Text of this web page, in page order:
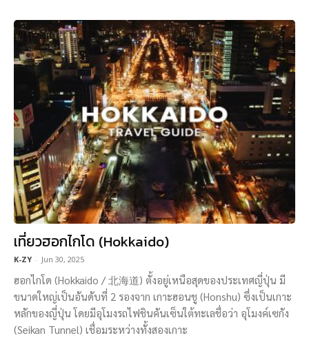
เที่ยวฮอกไกโด (Hokkaido)
K-ZY - Jun 30, 2025
ฮอกไกโด (Hokkaido / 北海道) ตั้งอยู่เหนือสุดของประเทศญี่ปุ่น มี
ขนาดใหญ่เป็นอันดับที่ 2 รองจาก เกาะฮอนชู (Honshu) ซึ่งเป็นเกาะ
หลักของญี่ปุ่น โดยมีอุโมงรถไฟชินคันเซ็นใต้ทะเลชื่อว่า อุโมงค์เซกัง
(Seikan Tunnel) เชื่อมระหว่างทั้งสองเกาะ